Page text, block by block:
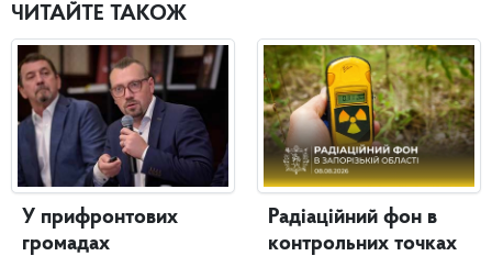
ЧИТАЙТЕ ТАКОЖ
У прифронтових
громадах
Радіаційний фон в
контрольних точках